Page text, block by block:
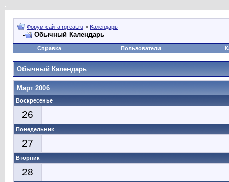
Форум сайта rgreat.ru > Календарь
Обычный Календарь
Справка Пользователи
Обычный Календарь
Март 2006
Воскресенье
26
Понедельник
27
Вторник
28